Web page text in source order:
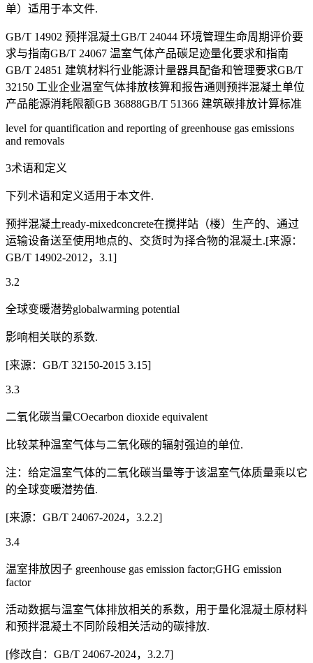
单）适用于本文件.
GB/T 14902 预拌混凝土GB/T 24044 环境管理生命周期评价要
求与指南GB/T 24067 温室气体产品碳足迹量化要求和指南
GB/T 24851 建筑材料行业能源计量器具配备和管理要求GB/T
32150 工业企业温室气体排放核算和报告通则预拌混凝土单位
产品能源消耗限额GB 36888GB/T 51366 建筑碳排放计算标准
level for quantification and reporting of greenhouse gas emissions
and removals
3术语和定义
下列术语和定义适用于本文件.
预拌混凝土ready-mixedconcrete在搅拌站（楼）生产的、通过
运输设备送至使用地点的、交货时为择合物的混凝土.[来源：
GB/T 14902-2012，3.1]
3.2
全球变暖潜势globalwarming potential
影响相关联的系数.
[来源：GB/T 32150-2015 3.15]
3.3
二氧化碳当量COecarbon dioxide equivalent
比较某种温室气体与二氧化碳的辐射强迫的单位.
注：给定温室气体的二氧化碳当量等于该温室气体质量乘以它
的全球变暖潜势值.
[来源：GB/T 24067-2024，3.2.2]
3.4
温室排放因子 greenhouse gas emission factor;GHG emission
factor
活动数据与温室气体排放相关的系数，用于量化混凝土原材料
和预拌混凝土不同阶段相关活动的碳排放.
[修改自：GB/T 24067-2024，3.2.7]